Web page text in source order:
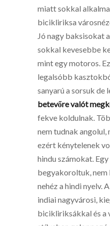
miatt sokkal
bicikliriksa
Jó nagy baksisokat
sokkal kevesebbe
mint egy motoros.
legalsóbb
sanyarú a sorsuk de
betevőre valót
fekve koldulnak.
nem tudnak angolul,
ezért kénytelenek
hindu számokat.
begyakoroltuk, nem
nehéz a hindi nyelv.
indiai nagyvárosi,
bicikliriksákkal és a